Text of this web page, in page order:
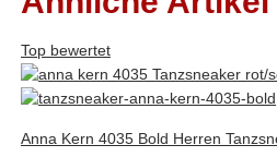
Top bewertet
Anna Kern 4035 Bold Herren